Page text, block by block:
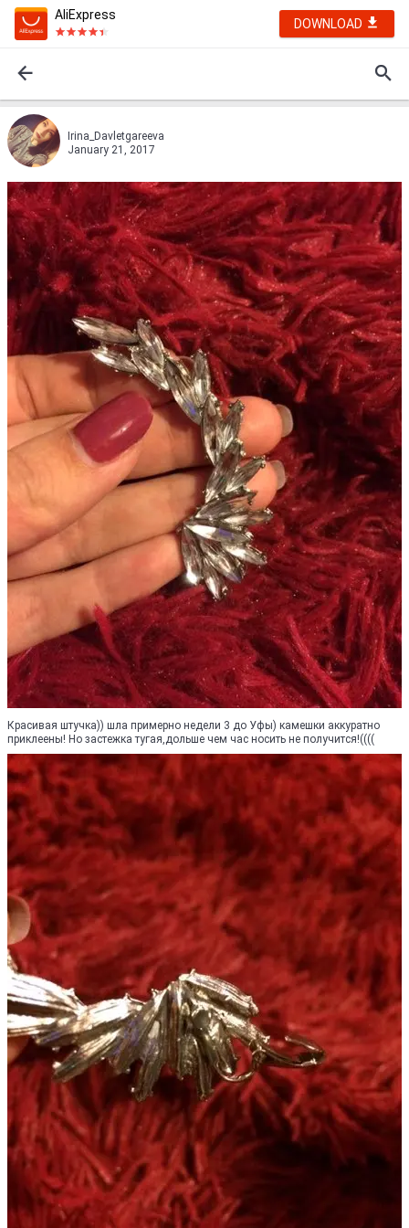
AliExpress
DOWNLOAD
Irina_Davletgareeva
January 21, 2017
Красивая штучка)) шла примерно недели 3 до Уфы) камешки аккуратно
приклеены! Но застежка тугая,дольше чем час носить не получится!((((